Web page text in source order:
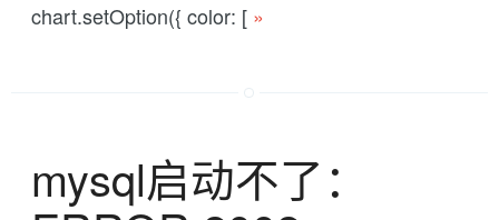
chart.setOption({ color: [ »
mysql启动不了：